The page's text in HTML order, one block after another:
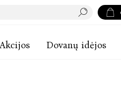
Akcijos Dovanų idėjos